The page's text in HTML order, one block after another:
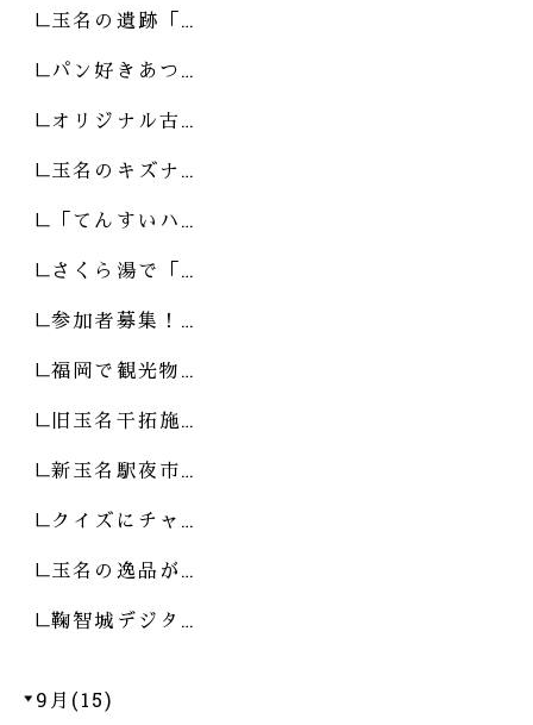
玉名の遺跡「…
パン好きあつ…
オリジナル古…
玉名のキズナ…
「てんすいハ…
さくら湯で「…
参加者募集！…
福岡で観光物…
旧玉名干拓施…
新玉名駅夜市…
クイズにチャ…
玉名の逸品が…
鞠智城デジタ…
9月(15)